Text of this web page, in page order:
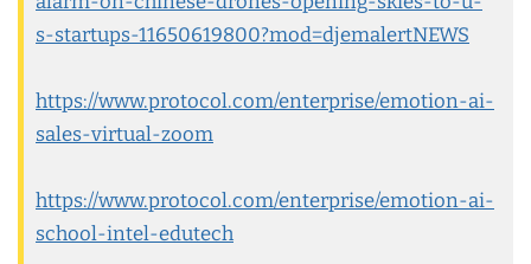
s-startups-11650619800?mod=djemalertNEWS
https://www.protocol.com/enterprise/emotion-ai-
sales-virtual-zoom
https://www.protocol.com/enterprise/emotion-ai-
school-intel-edutech